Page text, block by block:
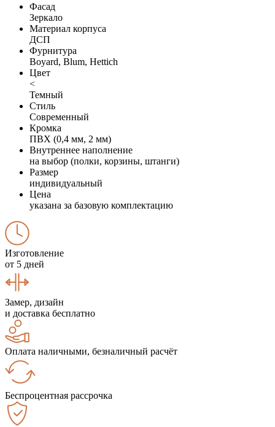
Фасад
Зеркало
Материал корпуса
ДСП
Фурнитура
Boyard, Blum, Hettich
Цвет
<
Темный
Стиль
Современный
Кромка
ПВХ (0,4 мм, 2 мм)
Внутреннее наполнение
на выбор (полки, корзины, штанги)
Размер
индивидуальный
Цена
указана за базовую комплектацию
Изготовление
от 5 дней
Замер, дизайн
и доставка бесплатно
Оплата наличными, безналичный расчёт
Беспроцентная рассрочка